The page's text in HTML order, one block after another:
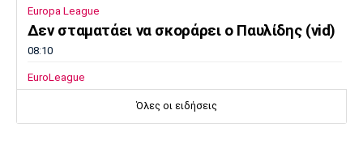
Europa League
Δεν σταματάει να σκοράρει ο Παυλίδης (vid)
08:10
EuroLeague
Επιστρέφει στη Ζαλγκίρις ο Κίναν Έβανς
Όλες οι ειδήσεις